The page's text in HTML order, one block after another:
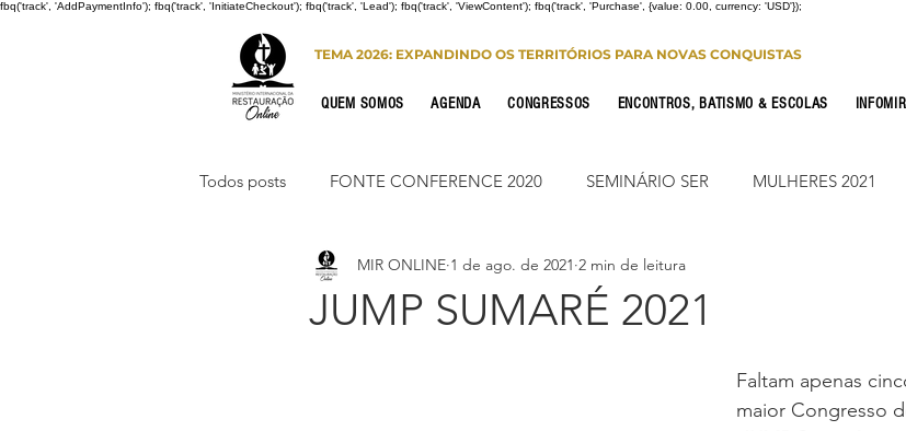
fbq('track', 'AddPaymentInfo'); fbq('track', 'InitiateCheckout'); fbq('track', 'Lead'); fbq('track', 'ViewContent'); fbq('track', 'Purchase', {value: 0.00, currency: 'USD'});
TEMA 2026: EXPANDINDO OS TERRITÓRIOS PARA NOVAS CONQUISTAS
QUEM SOMOS AGENDA CONGRESSOS ENCONTROS, BATISMO & ESCOLAS INFOMIR
Todos posts FONTE CONFERENCE 2020 SEMINÁRIO SER MULHERES 2021
CONGRESSO DE HOMENS FONTE CONFERENCE
JUMP SUMARÉ 2021
MIR ONLINE 1 de ago. de 2021 2 min de leitura
Faltam apenas
maior Congresso